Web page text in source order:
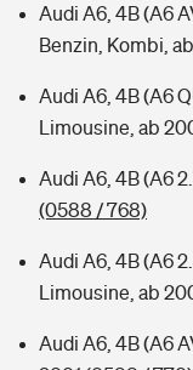
Audi A6, 4B (A6
Benzin, Kombi,
Audi A6, 4B (A6
Limousine, ab
Audi A6, 4B (A6
(0588 / 768)
Audi A6, 4B (A6
Limousine, ab
Audi A6, 4B (A6